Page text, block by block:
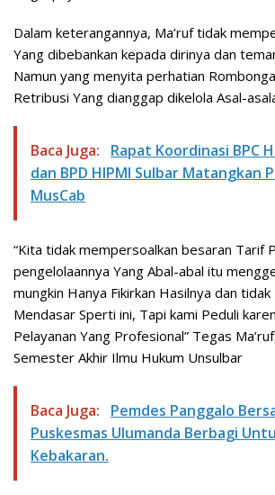
Dalam keterangannya, Ma’ruf tidak
Yang dibebankan kepada dirinya dan
Namun yang menyita perhatian
Retribusi Yang dianggap dikelola Asal-
Baca Juga:
Rapat Koordinasi BPC
dan BPD HIPMI Sulbar Matangkan
MusCab
“Kita tidak mempersoalkan besaran Tarif
pengelolaannya Yang Abal-abal itu
mungkin Hanya Fikirkan Hasilnya dan tidak
Mendasar Sperti ini, Tapi kami Peduli
Pelayanan Yang Profesional” Tegas
Semester Akhir Ilmu Hukum Unsulbar
Baca Juga:
Pemdes Panggalo
Puskesmas Ulumanda Berbagi
Kebakaran.